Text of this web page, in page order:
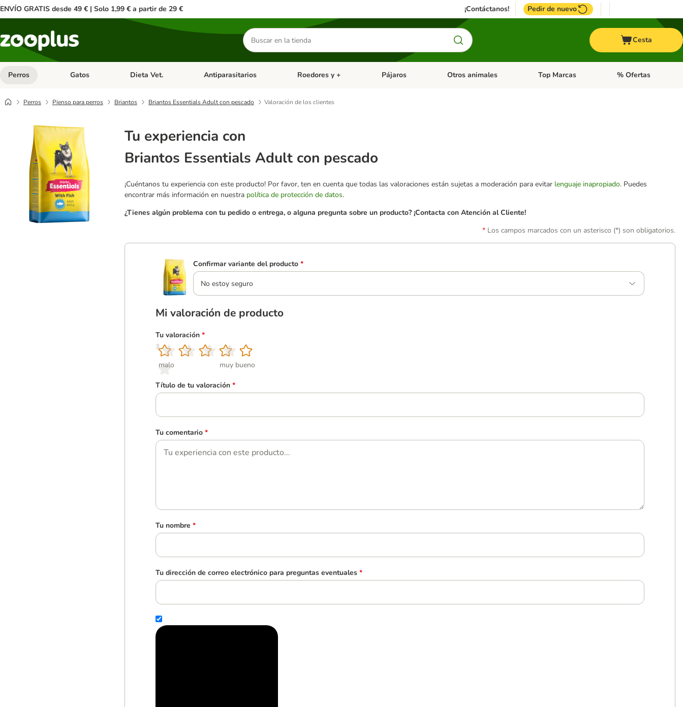
ENVÍO GRATIS desde 49 € | Solo 1,99 € a partir de 29 € ¡Contáctanos! Pedir de nuevo
Buscar
productos
Cesta
Perros Menú de categoria abierto: Perros
Gatos Menú de categoria abierto: Gatos
Dieta Vet. Menú de categoria abierto: Dieta Vet.
Antiparasitarios Menú de categoria abierto: Antiparasitarios
Roedores y + Menú de categoria abierto: Roedores y +
Pájaros Menú de categoria abierto: Pájaros
Otros animales Menú de categoria abierto: Otros animales
Top Marcas Menú de categoria
% Ofertas
Perros Pienso para perros Briantos Briantos Essentials Adult con pescado Valoración de los clientes
Tu experiencia con
Briantos Essentials Adult con pescado
¡Cuéntanos tu experiencia con este producto! Por favor, ten en cuenta que todas las valoraciones están sujetas a moderación para evitar lenguaje inapropiado. Puedes
encontrar más información en nuestra política de protección de datos.
¿Tienes algún problema con tu pedido o entrega, o alguna pregunta sobre un producto? ¡Contacta con Atención al Cliente!
Los campos marcados con un asterisco (*) son obligatorios.
Confirmar variante del producto *
No estoy seguro
Mi valoración de producto
Tu valoración *
1
malo
2
3
4
5
muy bueno
Título de tu valoración *
Tu comentario *
Tu nombre *
Tu dirección de correo electrónico para preguntas eventuales *